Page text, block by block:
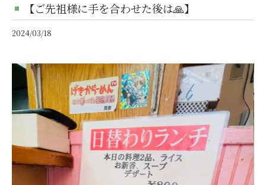
【ご先祖様に手を合わせた後は🙏】
2024/03/18